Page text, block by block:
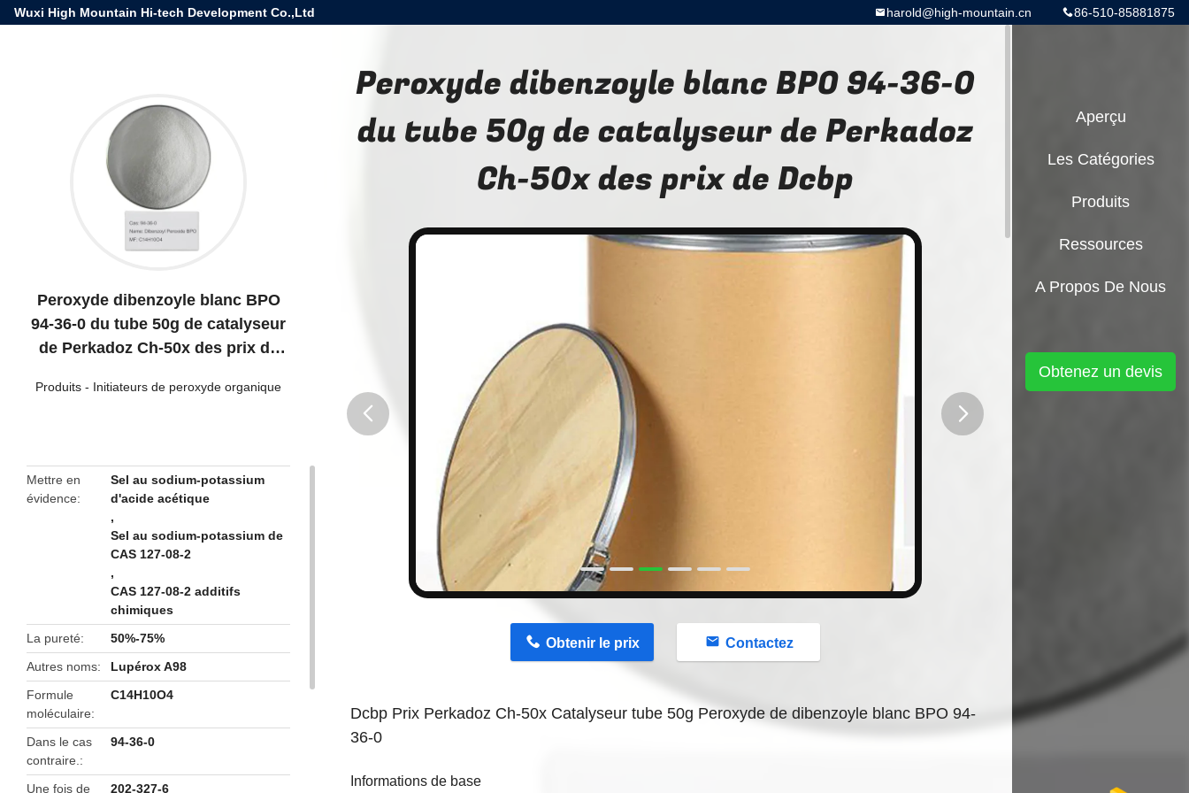
Wuxi High Mountain Hi-tech Development Co.,Ltd 86-510-85881875
harold@high-mountain.cn
Peroxyde dibenzoyle blanc BPO
94-36-0 du tube 50g de catalyseur
de Perkadoz Ch-50x des prix de
Produits - Initiateurs de peroxyde organique
Mettre en
évidence
Sel au sodium-potassium
d'acide acétique
,
Sel au sodium-potassium de
CAS 127-08-2
,
CAS 127-08-2 additifs
chimiques
La pureté
50%-75%
Autres noms
Lupérox A98
Formule
moléculaire
C14H10O4
Dans le cas
contraire.
94-36-0
Une fois de 202-327-6
Peroxyde dibenzoyle blanc BPO 94-36-0
du tube 50g de catalyseur de Perkadoz
Ch-50x des prix de Dcbp
Obtenir le prix Contactez
Dcbp Prix Perkadoz Ch-50x Catalyseur tube 50g Peroxyde de dibenzoyle blanc BPO 94-
36-0
Informations de base
Aperçu
Les Catégories
Produits
Ressources
A Propos De Nous
Obtenez un devis